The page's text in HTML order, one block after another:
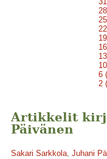
6
2
Artikkelit
Päivänen
Sakari Sarkkola, Juhani